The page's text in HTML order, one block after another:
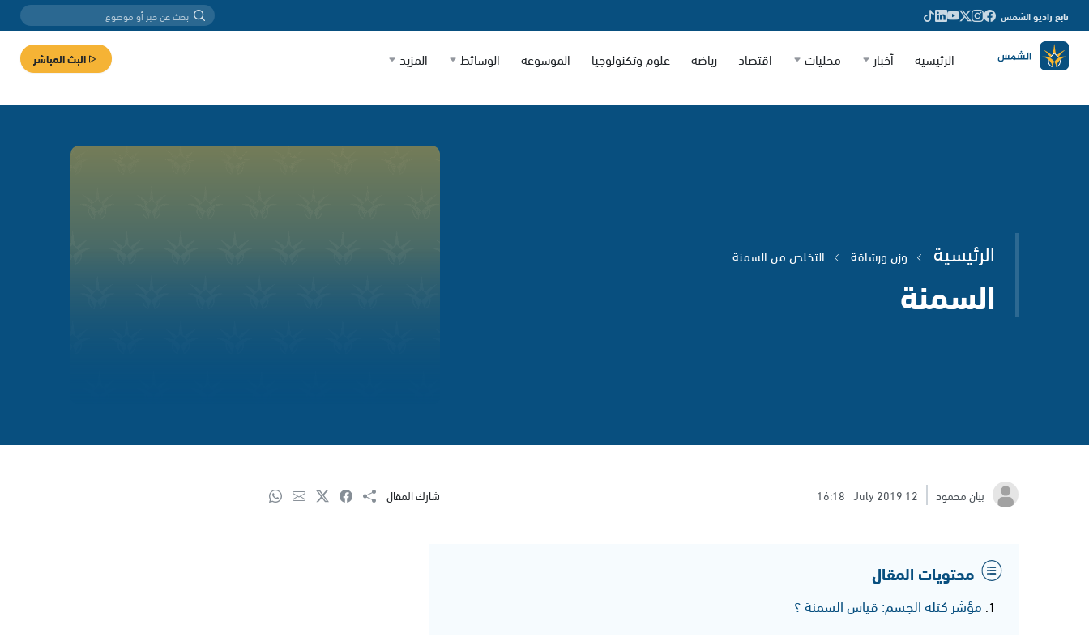
تابع راديو الشمس
الرئيسية أخبار محليات اقتصاد رياضة علوم وتكنولوجيا الموسوعة الوسائط المزيد البث المباشر
الرئيسية وزن ورشاقة التخلص من السمنة
السمنة
بيان محمود 12 July 2019
16:18 شارك المقال
محتويات المقال
مؤشر كتله الجسم: قياس السمنة ؟